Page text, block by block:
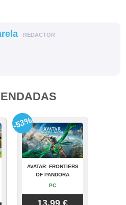
REDACTOR
AVATAR: FRONTIERS
OF PANDORA
PC
13.99 €
-53%